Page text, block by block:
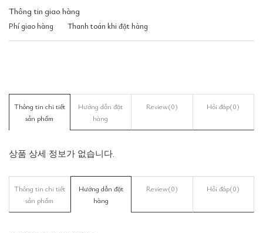
Thông tin giao hàng
Phí giao hàng Thanh toán khi đặt hàng
Thông tin chi tiết
sản phẩm
Hướng dẫn đặt
hàng
Review(0) Hỏi đáp(0)
상품 상세 정보가 없습니다.
Thông tin chi tiết
sản phẩm
Hướng dẫn đặt
hàng
Review(0) Hỏi đáp(0)